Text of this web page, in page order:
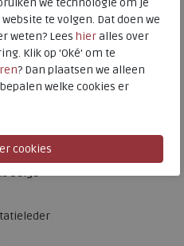
beige
te volgen. Dat doen we
weten? Lees hieralles over
Klik op 'Oké' om te
? Dan plaatsen we alleen
welke cookies er